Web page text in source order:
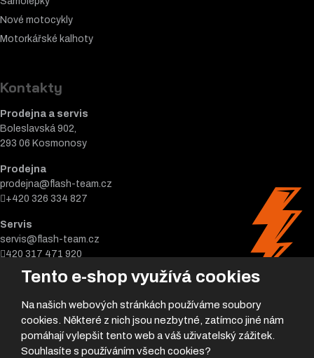
Tento e-shop využívá cookies
Na našich webových stránkách používáme soubory
cookies. Některé z nich jsou nezbytné, zatímco jiné nám
pomáhají vylepšit tento web a váš uživatelský zážitek.
Souhlasíte s používáním všech cookies?
Nové motocykly
Motorkářské kalhoty
Kontakty
Prodejna a servis
Boleslavská 902,
293 06 Kosmonosy
Prodejna
prodejna@flash-team.cz
+420 326 334 827
Servis
servis@flash-team.cz
420 317 471 920